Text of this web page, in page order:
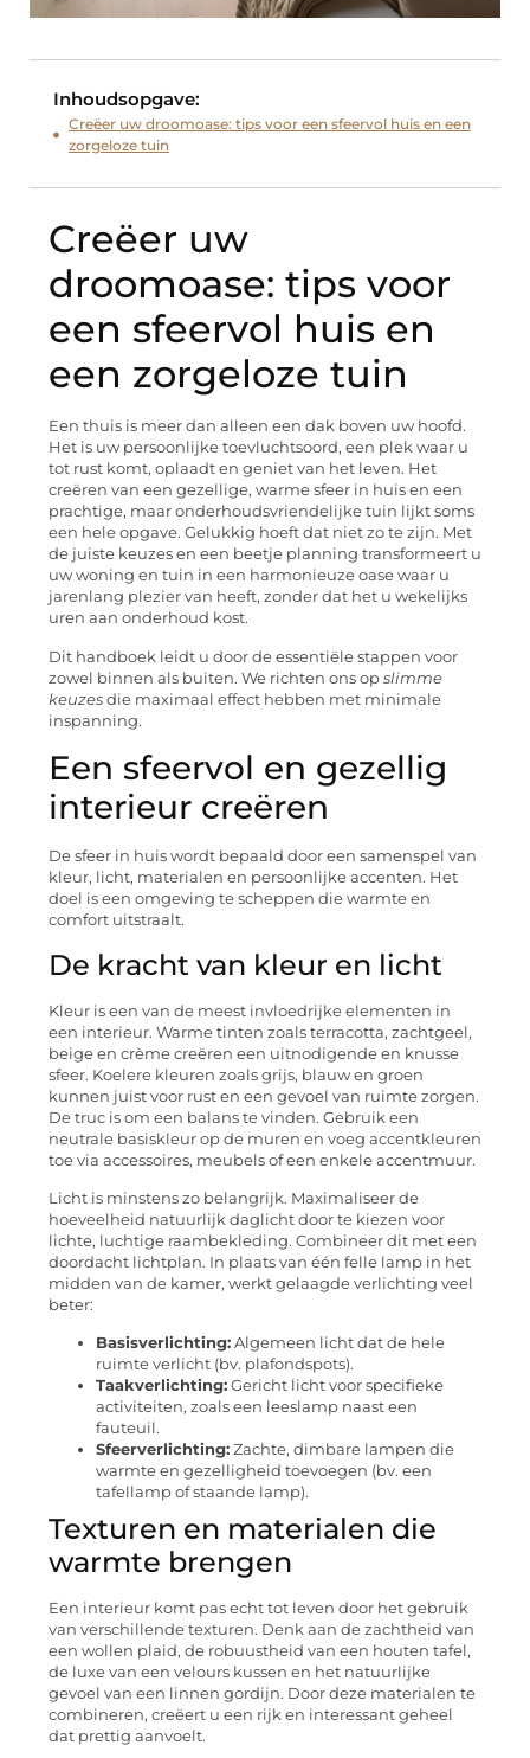
Inhoudsopgave:
Creëer uw droomoase: tips voor een sfeervol huis en een
zorgeloze tuin
Creëer uw
droomoase: tips voor
een sfeervol huis en
een zorgeloze tuin
Een thuis is meer dan alleen een dak boven uw hoofd.
Het is uw persoonlijke toevluchtsoord, een plek waar u
tot rust komt, oplaadt en geniet van het leven. Het
creëren van een gezellige, warme sfeer in huis en een
prachtige, maar onderhoudsvriendelijke tuin lijkt soms
een hele opgave. Gelukkig hoeft dat niet zo te zijn. Met
de juiste keuzes en een beetje planning transformeert u
uw woning en tuin in een harmonieuze oase waar u
jarenlang plezier van heeft, zonder dat het u wekelijks
uren aan onderhoud kost.
Dit handboek leidt u door de essentiële stappen voor
zowel binnen als buiten. We richten ons op slimme
keuzes die maximaal effect hebben met minimale
inspanning.
Een sfeervol en gezellig
interieur creëren
De sfeer in huis wordt bepaald door een samenspel van
kleur, licht, materialen en persoonlijke accenten. Het
doel is een omgeving te scheppen die warmte en
comfort uitstraalt.
De kracht van kleur en licht
Kleur is een van de meest invloedrijke elementen in
een interieur. Warme tinten zoals terracotta, zachtgeel,
beige en crème creëren een uitnodigende en knusse
sfeer. Koelere kleuren zoals grijs, blauw en groen
kunnen juist voor rust en een gevoel van ruimte zorgen.
De truc is om een balans te vinden. Gebruik een
neutrale basiskleur op de muren en voeg accentkleuren
toe via accessoires, meubels of een enkele accentmuur.
Licht is minstens zo belangrijk. Maximaliseer de
hoeveelheid natuurlijk daglicht door te kiezen voor
lichte, luchtige raambekleding. Combineer dit met een
doordacht lichtplan. In plaats van één felle lamp in het
midden van de kamer, werkt gelaagde verlichting veel
beter:
Basisverlichting: Algemeen licht dat de hele
ruimte verlicht (bv. plafondspots).
Taakverlichting: Gericht licht voor specifieke
activiteiten, zoals een leeslamp naast een
fauteuil.
Sfeerverlichting: Zachte, dimbare lampen die
warmte en gezelligheid toevoegen (bv. een
tafellamp of staande lamp).
Texturen en materialen die
warmte brengen
Een interieur komt pas echt tot leven door het gebruik
van verschillende texturen. Denk aan de zachtheid van
een wollen plaid, de robuustheid van een houten tafel,
de luxe van een velours kussen en het natuurlijke
gevoel van een linnen gordijn. Door deze materialen te
combineren, creëert u een rijk en interessant geheel
dat prettig aanvoelt.